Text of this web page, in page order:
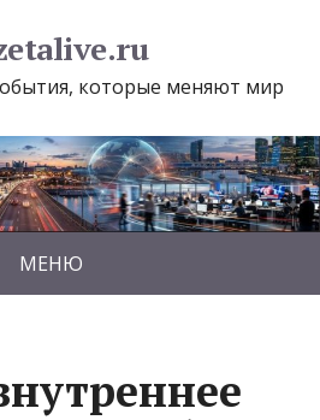
которые меняют мир
МЕНЮ